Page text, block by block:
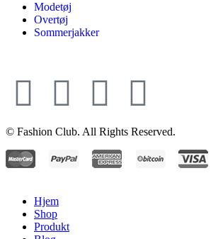
Modetøj
Overtøj
Sommerjakker
© Fashion Club. All Rights Reserved.
Hjem
Shop
Produkt